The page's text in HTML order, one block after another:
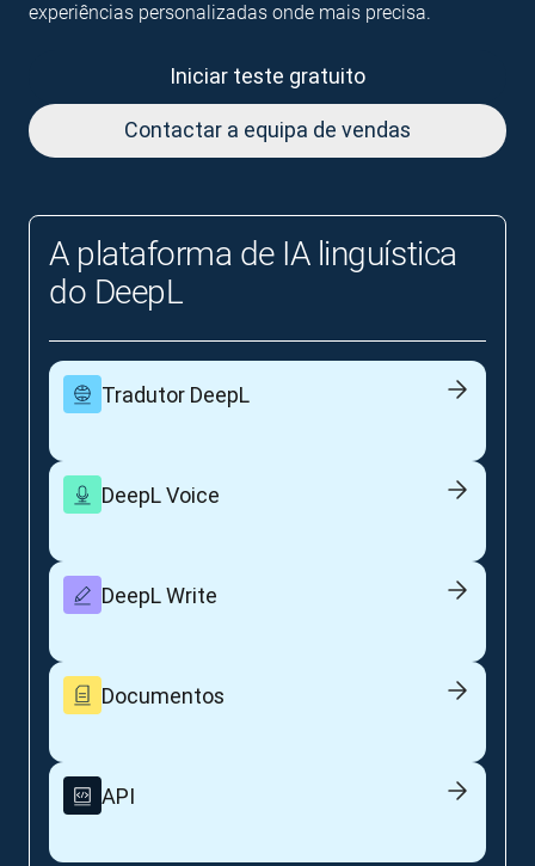
experiências personalizadas onde mais precisa.
Iniciar teste gratuito
Contactar a equipa de vendas
A plataforma de IA linguística
do DeepL
Tradutor DeepL
DeepL Voice
DeepL Write
Documentos
API